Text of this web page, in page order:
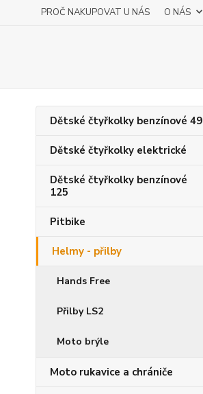
PROČ NAKUPOVAT U NÁS O NÁS
Dětské čtyřkolky benzínové 49
Dětské čtyřkolky elektrické
Dětské čtyřkolky benzínové
125
Pitbike
Helmy - přilby
Hands Free
Přilby LS2
Moto brýle
Moto rukavice a chrániče